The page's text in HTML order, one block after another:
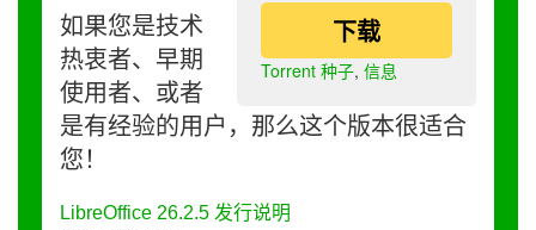
下载
Torrent 种子, 信息
如果您是技术
热衷者、早期
使用者、或者
是有经验的用户，那么这个版本很适合
您！
LibreOffice 26.2.5 发行说明